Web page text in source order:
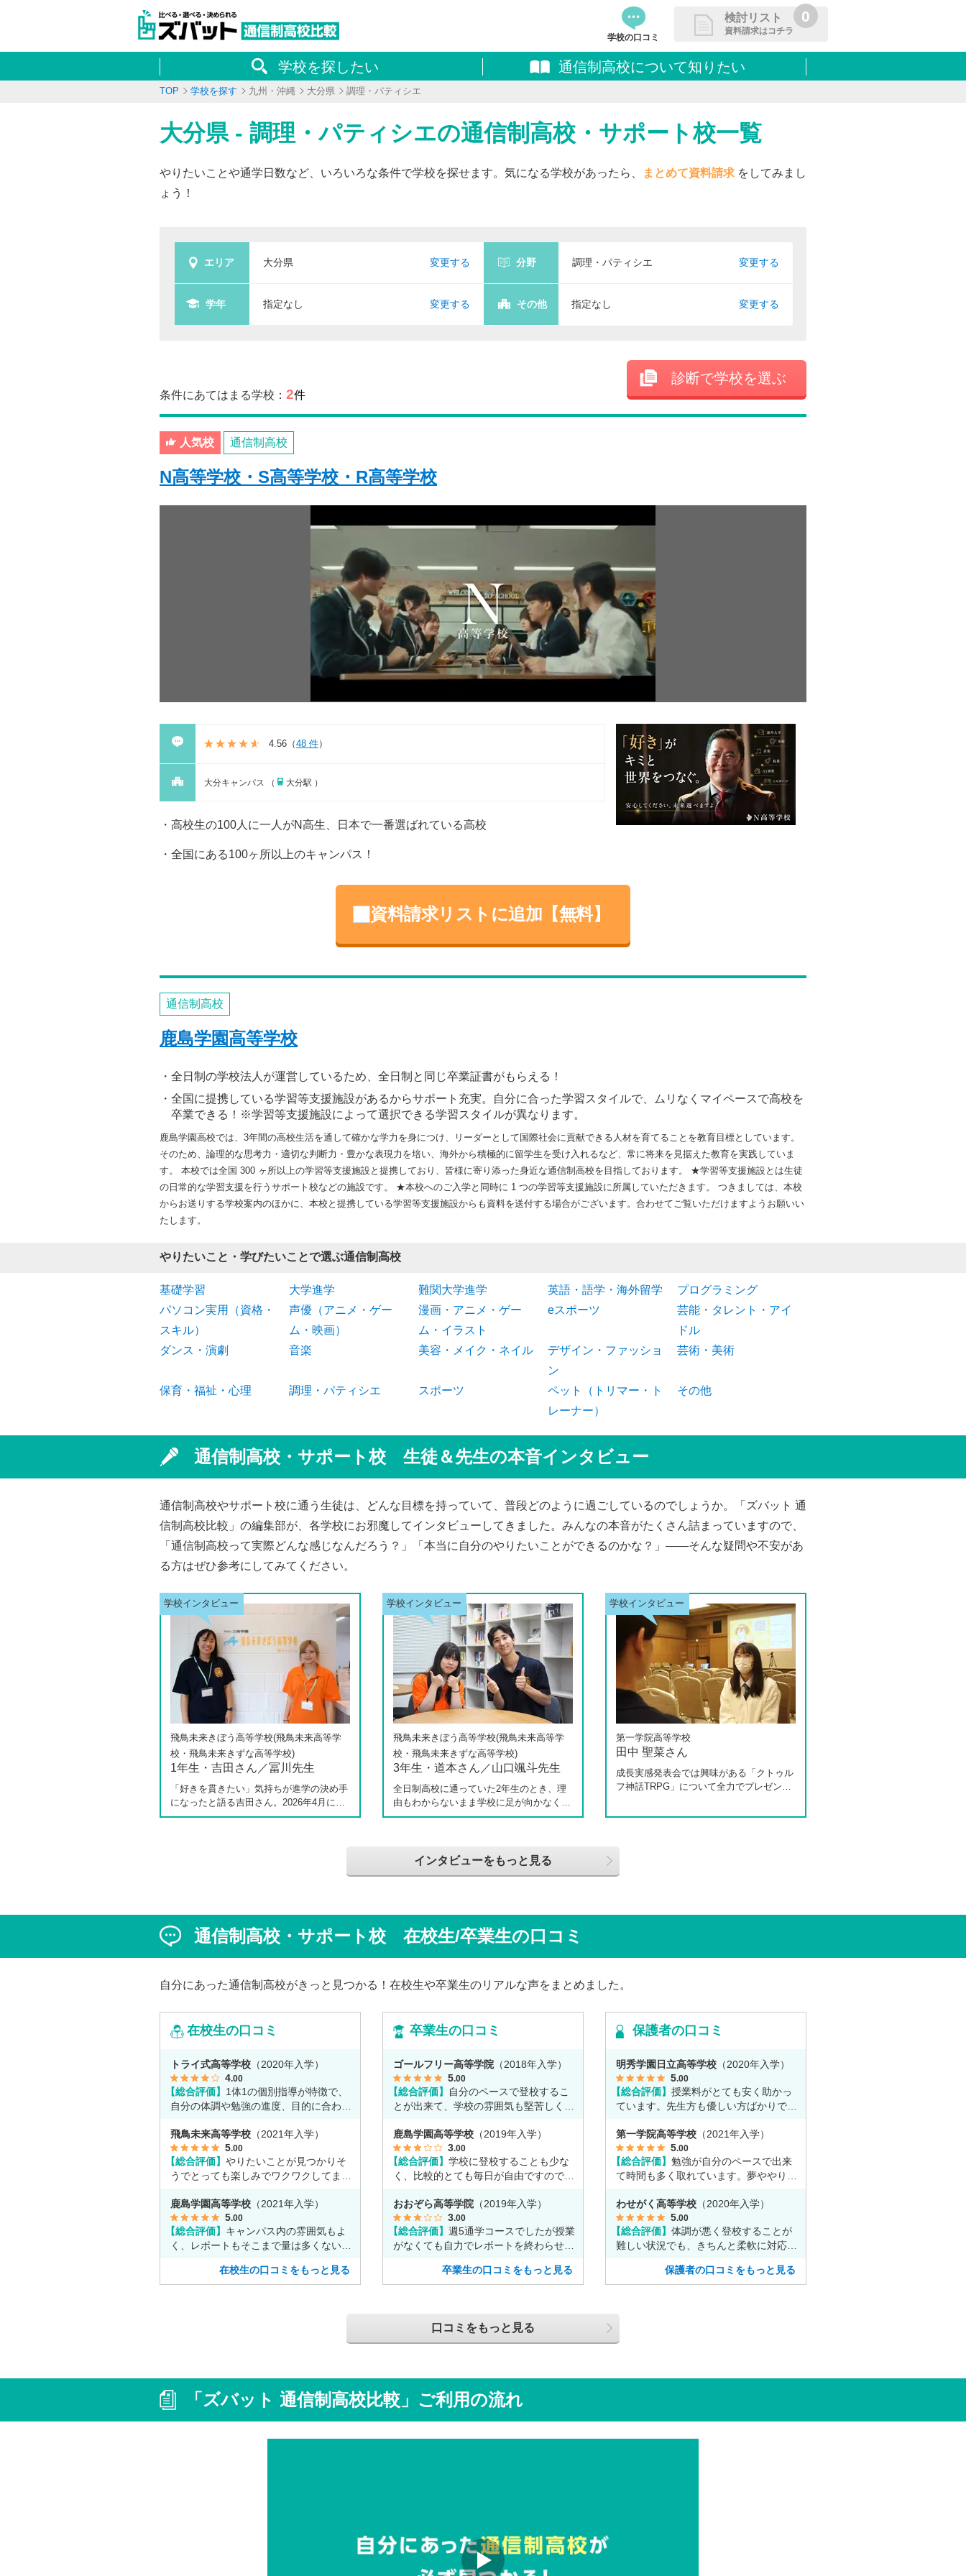
学校の口コミ
検討リスト
資料請求はコチラ
0
資料請求リストに追加しました
料請求できます
学校を探したい 通信制高校について知りたい
TOP 学校を探す 九州・沖縄 大分県 調理・パティシエ
大分県 - 調理・パティシエの通信制高校・サポート校一覧
やりたいことや通学日数など、いろいろな条件で学校を探せます。気になる学校があったら、 まとめて資料請求 をしてみまし
ょう！
エリア 大分県 変更する 分野 調理・パティシエ 変更する
学年 指定なし 変更する その他 指定なし 変更する
条件にあてはまる学校： 2件
診断で学校を選ぶ
人気校 通信制高校
N高等学校・S高等学校・R高等学校
4.56 （48 件）
大分キャンパス （ 大分駅 ）
高校生の100人に一人がN高生、日本で一番選ばれている高校
全国にある100ヶ所以上のキャンパス！
資料請求リストに追加【無料】
通信制高校
鹿島学園高等学校
全日制の学校法人が運営しているため、全日制と同じ卒業証書がもらえる！
全国に提携している学習等支援施設があるからサポート充実。自分に合った学習スタイルで、ムリなくマイペースで高校を
卒業できる！※学習等支援施設によって選択できる学習スタイルが異なります。
鹿島学園高校では、3年間の高校生活を通して確かな学力を身につけ、リーダーとして国際社会に貢献できる人材を育てることを教育目標としています。
そのため、論理的な思考力・適切な判断力・豊かな表現力を培い、海外から積極的に留学生を受け入れるなど、常に将来を見据えた教育を実践していま
す。 本校では全国 300 ヶ所以上の学習等支援施設と提携しており、皆様に寄り添った身近な通信制高校を目指しております。 ★学習等支援施設とは生徒
の日常的な学習支援を行うサポート校などの施設です。 ★本校へのご入学と同時に 1 つの学習等支援施設に所属していただきます。 つきましては、本校
からお送りする学校案内のほかに、本校と提携している学習等支援施設からも資料を送付する場合がございます。合わせてご覧いただけますようお願いい
たします。
やりたいこと・学びたいことで選ぶ通信制高校
基礎学習 大学進学 難関大学進学 英語・語学・海外留学
プログラミング
パソコン実用（資格・
スキル）
声優（アニメ・ゲー
ム・映画）
漫画・アニメ・ゲー
ム・イラスト
eスポーツ
芸能・タレント・アイ
ドル
ダンス・演劇
音楽 美容・メイク・ネイル
デザイン・ファッショ
ン
芸術・美術
保育・福祉・心理 調理・パティシエ スポーツ
ペット（トリマー・ト
レーナー）
その他
通信制高校・サポート校 生徒＆先生の本音インタビュー
通信制高校やサポート校に通う生徒は、どんな目標を持っていて、普段どのように過ごしているのでしょうか。「ズバット 通
信制高校比較」の編集部が、各学校にお邪魔してインタビューしてきました。みんなの本音がたくさん詰まっていますので、
「通信制高校って実際どんな感じなんだろう？」「本当に自分のやりたいことができるのかな？」――そんな疑問や不安があ
る方はぜひ参考にしてみてください。
飛鳥未来きぼう高等学校(飛鳥未来高等学
校・飛鳥未来きずな高等学校)
1年生・吉田さん／冨川先生
「好きを貫きたい」気持ちが進学の決め手
になったと語る吉田さん。2026年4月に新
しく開校した飛鳥未来きぼう高等学校 柏
は、日々の何気ない会話や行事を通じて育
まれた、先生と生徒の温かな信頼関係もう
飛鳥未来きぼう高等学校(飛鳥未来高等学
校・飛鳥未来きずな高等学校)
3年生・道本さん／山口颯斗先生
全日制高校に通っていた2年生のとき、理
由もわからないまま学校に足が向かなくな
ったという道本さん。個別相談会で感じた
選びました。現在は同校に3年生として在
や、自分らしく過ごせる学校生活について
語ってくれました。
第一学院高等学校
田中 聖菜さん
成長実感発表会では興味がある「クトゥル
フ神話TRPG」について全力でプレゼンし
インタビューをもっと見る
通信制高校・サポート校 在校生/卒業生の口コミ
自分にあった通信制高校がきっと見つかる！在校生や卒業生のリアルな声をまとめました。
在校生の口コミ
トライ式高等学校 （2020年入学）
4.00
【総合評価】 1体1の個別指導が特徴で、
自分の体調や勉強の進度、目的に合わせ
飛鳥未来高等学校 （2021年入学）
5.00
【総合評価】 やりたいことが見つかりそ
うでとっても楽しみでワクワクしてま
鹿島学園高等学校 （2021年入学）
5.00
【総合評価】 キャンパス内の雰囲気もよ
く、レポートもそこまで量は多くないの
在校生の口コミをもっと見る
卒業生の口コミ
ゴールフリー高等学院 （2018年入学）
5.00
【総合評価】
自分のペースで登校するこ
とが出来て、学校の雰囲気も堅苦しくな
鹿島学園高等学校 （2019年入学）
3.00
【総合評価】 学校に登校することも少な
く、比較的とても毎日が自由ですのでア
おおぞら高等学院 （2019年入学）
3.00
【総合評価】 週5通学コースでしたが授業
がなくても自力でレポートを終わらせる
卒業生の口コミをもっと見る
保護者の口コミ
明秀学園日立高等学校 （2020年入学）
5.00
【総合評価】 授業料がとても安く助かっ
ています。先生方も優しい方ばかりで勉
第一学院高等学校 （2021年入学）
5.00
【総合評価】 勉強が自分のペースで出来
て時間も多く取れています。夢ややりた
わせがく高等学校 （2020年入学）
5.00
【総合評価】 体調が悪く登校することが
難しい状況でも、きちんと柔軟に対応し
保護者の口コミをもっと見る
口コミをもっと見る
「ズバット 通信制高校比較」ご利用の流れ